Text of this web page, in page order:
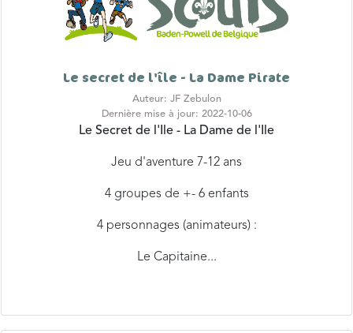
Auteur: JF Zebulon
Le Secret de l'Ile - La Dame de l'Ile
Jeu d'aventure 7-12 ans
4 groupes de +- 6 enfants
4 personnages (animateurs) :
Le Capitaine...